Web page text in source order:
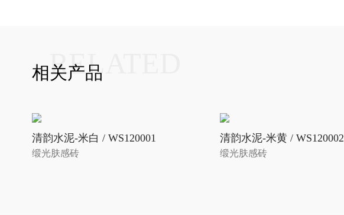
相关产品
RELATED
清韵水泥-米白 / WS120001
缎光肤感砖
清韵水泥-米黄 / WS120002
缎光肤感砖